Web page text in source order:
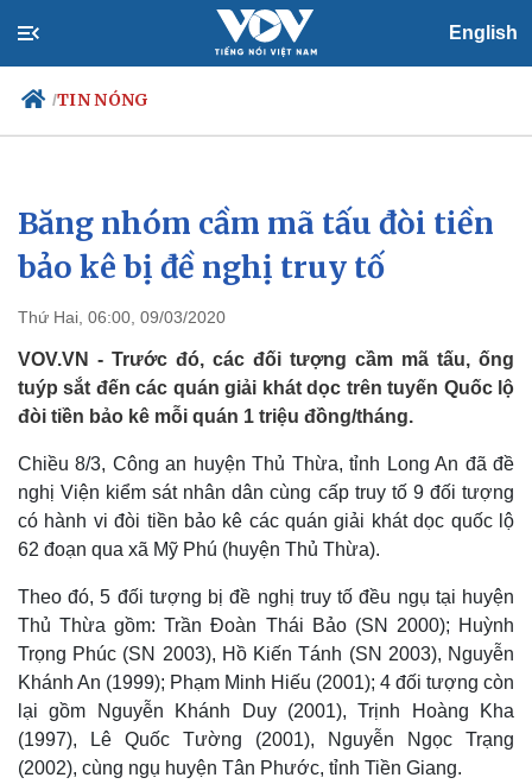
English
/TIN NÓNG
Chính trị
Đảng
Tổ chức nhân sự
Nhận diện sự thật
Xã hội
Dự báo thời tiết
Việc làm
Biển đảo
Băng nhóm cầm mã tấu đòi tiền
bảo kê bị đề nghị truy tố
Thứ Hai, 06:00, 09/03/2020
VOV.VN - Trước đó, các đối tượng cầm mã tấu, ống
tuýp sắt đến các quán giải khát dọc trên tuyến Quốc lộ
đòi tiền bảo kê mỗi quán 1 triệu đồng/tháng.
Chiều 8/3, Công an huyện Thủ Thừa, tỉnh Long An đã đề
nghị Viện kiểm sát nhân dân cùng cấp truy tố 9 đối tượng
có hành vi đòi tiền bảo kê các quán giải khát dọc quốc lộ
62 đoạn qua xã Mỹ Phú (huyện Thủ Thừa).
Theo đó, 5 đối tượng bị đề nghị truy tố đều ngụ tại huyện
Thủ Thừa gồm: Trần Đoàn Thái Bảo (SN 2000); Huỳnh
Trọng Phúc (SN 2003), Hồ Kiến Tánh (SN 2003), Nguyễn
Khánh An (1999); Phạm Minh Hiếu (2001); 4 đối tượng còn
lại gồm Nguyễn Khánh Duy (2001), Trịnh Hoàng Kha
(1997), Lê Quốc Tường (2001), Nguyễn Ngọc Trạng
(2002), cùng ngụ huyện Tân Phước, tỉnh Tiền Giang.